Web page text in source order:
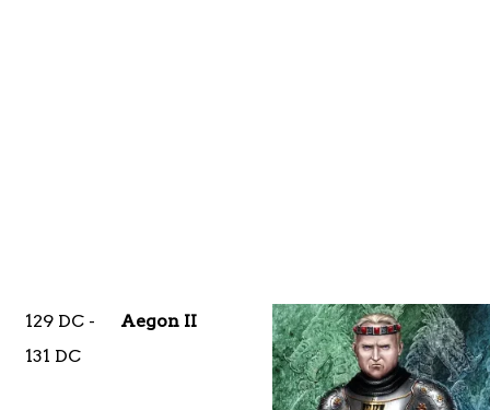
129 DC -
131 DC
Aegon II